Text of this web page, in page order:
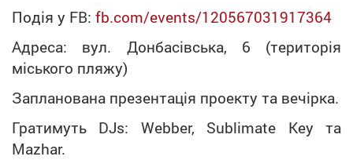
Подія у FB: fb.com/events/120567031917364
Адреса: вул. Донбасівська, 6 (територія
міського пляжу)
Запланована презентація проекту та вечірка.
Гратимуть DJs: Webber, Sublimate Key та
Mazhar.